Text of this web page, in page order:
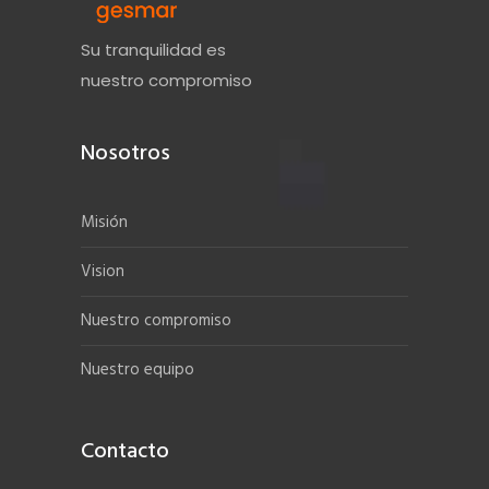
Su tranquilidad es
nuestro compromiso
Nosotros
Misión
Vision
Nuestro compromiso
Nuestro equipo
Contacto